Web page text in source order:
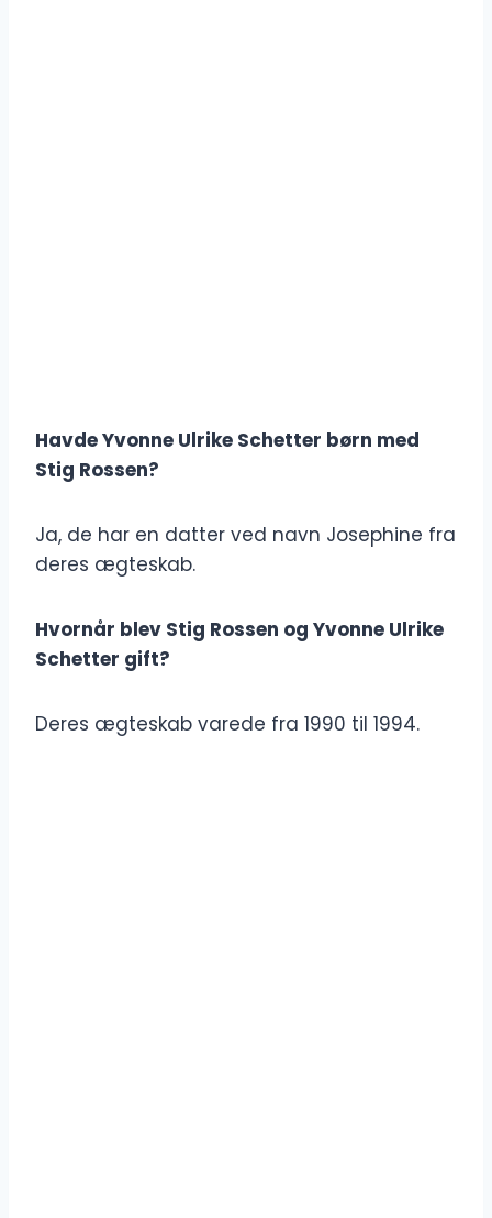
Havde Yvonne Ulrike Schetter børn med
Stig Rossen?
Ja, de har en datter ved navn Josephine fra
deres ægteskab.
Hvornår blev Stig Rossen og Yvonne Ulrike
Schetter gift?
Deres ægteskab varede fra 1990 til 1994.